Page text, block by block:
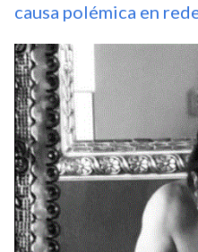
causa polémica en